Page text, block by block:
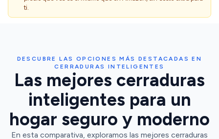
ti.
DESCUBRE LAS OPCIONES MÁS DESTACADAS EN
CERRADURAS INTELIGENTES
Las mejores cerraduras
inteligentes para un
hogar seguro y moderno
En esta comparativa, exploramos las mejores cerraduras